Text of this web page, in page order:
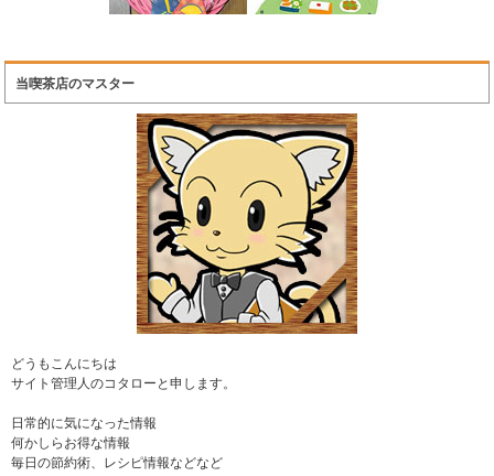
当喫茶店のマスター
どうもこんにちは
サイト管理人のコタローと申します。
日常的に気になった情報
何かしらお得な情報
毎日の節約術、レシピ情報などなど